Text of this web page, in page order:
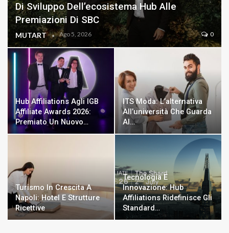
Di Sviluppo Dell’ecosistema Hub Alle
Premiazioni Di SBC
MUTART Ago 5, 2026 0
Hub Affiliations Agli IGB
Affiliate Awards 2026:
Premiato Un Nuovo…
ITS Moda: L’alternativa
All’università Che Guarda
Al…
Turismo In Crescita A
Napoli: Hotel E Strutture
Ricettive
Tecnologia E
Innovazione: Hub
Affiliations Ridefinisce Gli
Standard…